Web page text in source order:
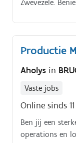
Zwevezele.
termijn
Productie
Aholys in
Vaste jobs
Online sinds
Ben jij een
operations en